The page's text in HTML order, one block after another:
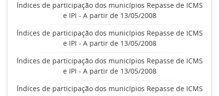
Índices de participação dos municípios Repasse de ICMS
e IPI - A partir de 13/05/2008
Índices de participação dos municípios Repasse de ICMS
e IPI - A partir de 13/05/2008
Índices de participação dos municípios Repasse de ICMS
e IPI - A partir de 13/05/2008
Índices de participação dos municípios Repasse de ICMS